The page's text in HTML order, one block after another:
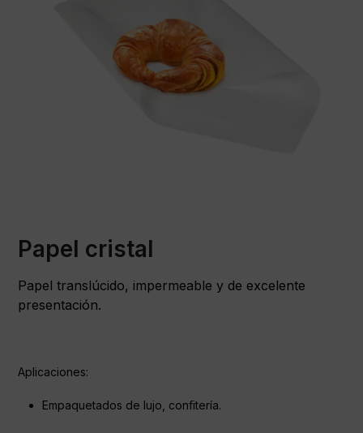
Papel cristal
Papel translúcido, impermeable y de excelente
presentación.
Aplicaciones:
Empaquetados de lujo, confitería.